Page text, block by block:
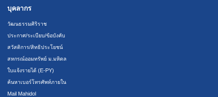
บุคลากร
วัฒนธรรมศิริราช
ประกาศ/ระเบียบ/ข้อบังคับ
สวัสดิการ/สิทธิประโยชน์
สหกรณ์ออมทรัพย์ ม.มหิดล
ใบแจ้งรายได้ (E-PY)
ค้นหาเบอร์โทรศัพท์ภายใน
Mail Mahidol